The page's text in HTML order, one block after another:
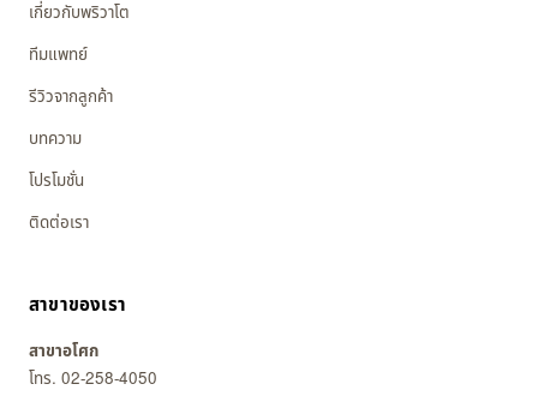
เกี่ยวกับพริวาโต
ทีมแพทย์
รีวิวจากลูกค้า
บทความ
โปรโมชั่น
ติดต่อเรา
สาขาของเรา
สาขาอโศก
โทร. 02-258-4050